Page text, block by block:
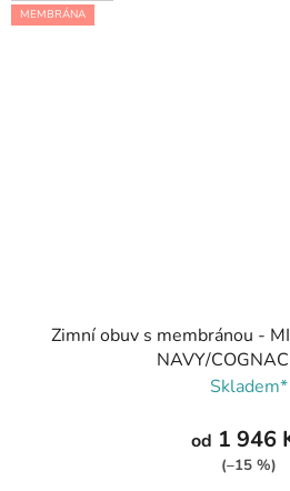
MEMBRÁNA
Zimní obuv s membránou -
NAVY/
Skladem*
od 1 946
(–15 %)